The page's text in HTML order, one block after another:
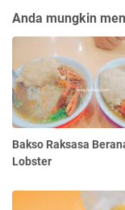
Anda mungkin
Bakso Raksasa
Lobster